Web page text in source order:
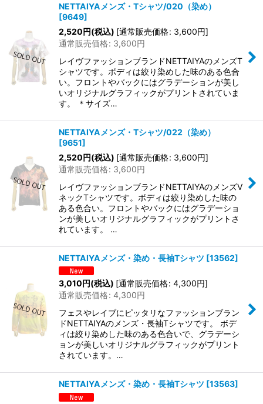
NETTAIYAメンズ・Tシャツ/020（染め）
[9649]
2,520円(税込) [通常販売価格: 3,600円]
通常販売価格: 3,600円
レイヴファッションブランドNETTAIYAのメンズT
シャツです。ボディは絞り染めした味のある色合
い。フロントやバックにはグラデーションが美し
いオリジナルグラフィックがプリントされていま
す。 ＊サイズ…
NETTAIYAメンズ・Tシャツ/022（染め）
[9651]
2,520円(税込) [通常販売価格: 3,600円]
通常販売価格: 3,600円
レイヴファッションブランドNETTAIYAのメンズV
ネックTシャツです。ボディは絞り染めした味の
ある色合い。フロントやバックにはグラデーショ
ンが美しいオリジナルグラフィックがプリントさ
れています。 …
NETTAIYAメンズ・染め・長袖Tシャツ [13562]
3,010円(税込) [通常販売価格: 4,300円]
通常販売価格: 4,300円
フェスやレイブにピッタリなファッションブラン
ドNETTAIYAのメンズ・長袖Tシャツです。 ボデ
ィは絞り染めした味のある色合いで、グラデーシ
ョンが美しいオリジナルグラフィックがプリント
されています。…
NETTAIYAメンズ・染め・長袖Tシャツ [13563]